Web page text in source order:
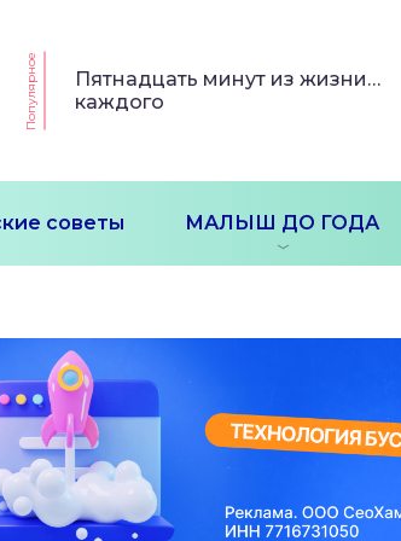
Популярное
Пятнадцать минут из жизни…
каждого
советы МАЛЫШ ДО ГОДА